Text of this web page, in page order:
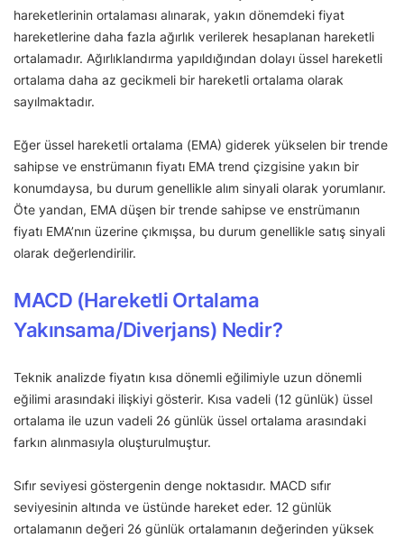
hareketlerinin ortalaması alınarak, yakın dönemdeki fiyat
hareketlerine daha fazla ağırlık verilerek hesaplanan hareketli
ortalamadır. Ağırlıklandırma yapıldığından dolayı üssel hareketli
ortalama daha az gecikmeli bir hareketli ortalama olarak
sayılmaktadır.
Eğer üssel hareketli ortalama (EMA) giderek yükselen bir trende
sahipse ve enstrümanın fiyatı EMA trend çizgisine yakın bir
konumdaysa, bu durum genellikle alım sinyali olarak yorumlanır.
Öte yandan, EMA düşen bir trende sahipse ve enstrümanın
fiyatı EMA’nın üzerine çıkmışsa, bu durum genellikle satış sinyali
olarak değerlendirilir.
MACD (Hareketli Ortalama
Yakınsama/Diverjans) Nedir?
Teknik analizde fiyatın kısa dönemli eğilimiyle uzun dönemli
eğilimi arasındaki ilişkiyi gösterir. Kısa vadeli (12 günlük) üssel
ortalama ile uzun vadeli 26 günlük üssel ortalama arasındaki
farkın alınmasıyla oluşturulmuştur.
Sıfır seviyesi göstergenin denge noktasıdır. MACD sıfır
seviyesinin altında ve üstünde hareket eder. 12 günlük
ortalamanın değeri 26 günlük ortalamanın değerinden yüksek